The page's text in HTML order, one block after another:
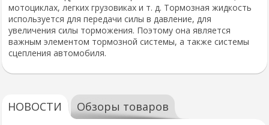
мотоциклах, легких грузовиках и т. д. Тормозная жидкость
используется для передачи силы в давление, для
увеличения силы торможения. Поэтому она является
важным элементом тормозной системы, а также системы
сцепления автомобиля.
НОВОСТИ Обзоры товаров